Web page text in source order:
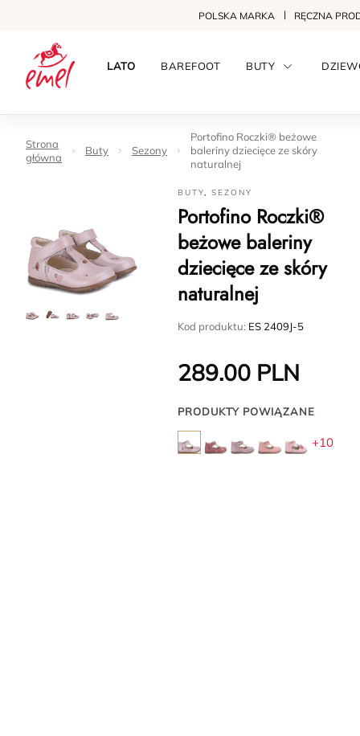
POLSKA MARKA RĘCZNA
LATO BAREFOOT BUTY
Strona
główna
Buty Sezony
Portofino Roczki® beżowe
baleriny dziecięce ze skóry
naturalnej
BUTY,SEZONY
Portofino Roczki®
beżowe baleriny
dziecięce ze skóry
naturalnej
Kod produktu: ES 2409J-5
289.00 PLN
PRODUKTY POWIĄZANE
+10